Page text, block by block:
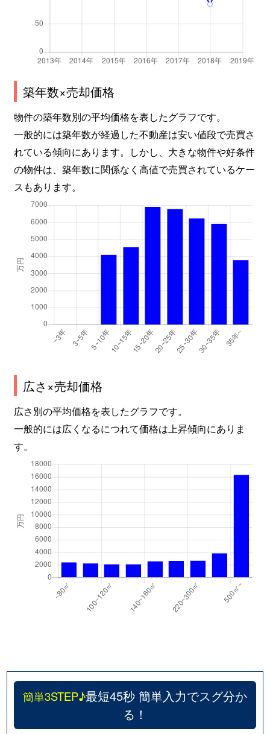
築年数×売却価格
物件の築年数別の平均価格を表したグラフです。
一般的には築年数が経過した不動産は安い値段で売買さ
れている傾向にあります。しかし、大きな物件や好条件
の物件は、築年数に関係なく高値で売買されているケー
スもあります。
広さ×売却価格
広さ別の平均価格を表したグラフです。
一般的には広くなるにつれて価格は上昇傾向にありま
す。
簡単3STEP♪最短45秒 簡単入力でスグ分か
る！